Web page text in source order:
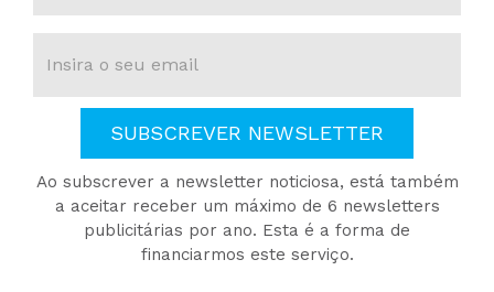
SUBSCREVER NEWSLETTER
Ao subscrever a newsletter noticiosa, está também
a aceitar receber um máximo de 6 newsletters
publicitárias por ano. Esta é a forma de
financiarmos este serviço.